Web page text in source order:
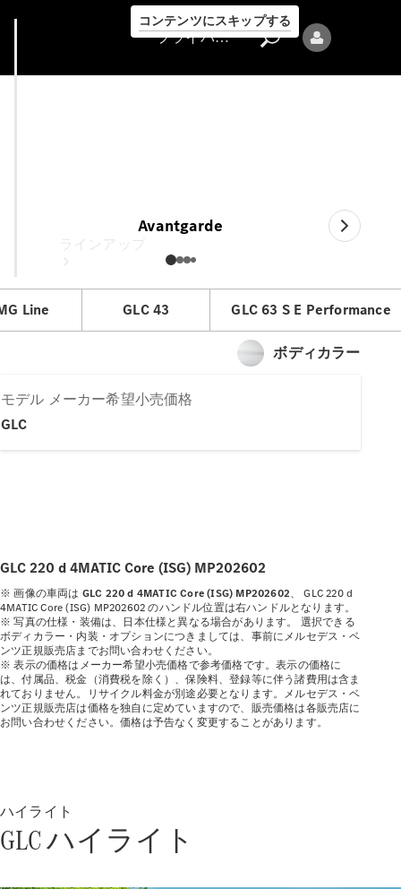
コンテンツにスキップする
Mercedes-Benz
New models
電気自動車モデル
All Sedan
CLA
Sedan
電気
CLA
Sedan
New
Sedan
E-Class
Sedan
プライバシーポリシー
Avantgarde
Line GLC 43 GLC 63 S E Performance
ボディカラー
モデル
GLC
メーカー希望小売価格
GLC 220 d 4MATIC Core (ISG) MP202602
※ 画像の車両は GLC 220 d 4MATIC Core (ISG) MP202602、GLC 220 d
4MATIC Core (ISG) MP202602 のハンドル位置は右ハンドルとなります。
※ 写真の仕様・装備は、日本仕様と異なる場合があります。 選択できる
ボディカラー・内装・オプションにつきましては、事前にメルセデス・ベ
ンツ正規販売店までお問い合わせください。
※ 表示の価格はメーカー希望小売価格で参考価格です。表示の価格に
は、付属品、税金（消費税を除く）、保険料、登録等に伴う諸費用は含ま
れておりません。リサイクル料金が別途必要となります。メルセデス・ベ
ンツ正規販売店は価格を独自に定めていますので、販売価格は各販売店に
お問い合わせください。価格は予告なく変更することがあります。
ハイライト
GLC ハイライト